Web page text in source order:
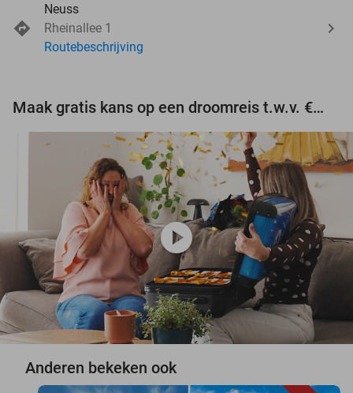
Neuss
Rheinallee 1
Routebeschrijving
Maak gratis kans op een droomreis t.w.v. €3.000!
play_circle
Anderen bekeken ook